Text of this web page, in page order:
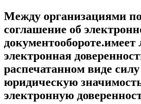
Между организациями
соглашение об
документообороте.имеет
электронная
распечатанном виде
юридическую
электронную